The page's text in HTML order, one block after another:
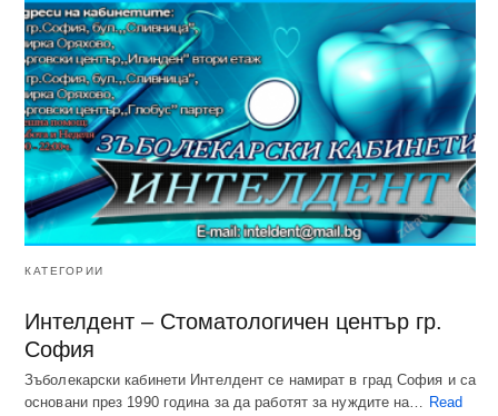
КАТЕГОРИИ
Интелдент – Стоматологичен център гр.
София
Зъболекарски кабинети Интелдент се намират в град София и са
основани през 1990 година за да работят за нуждите на… Read